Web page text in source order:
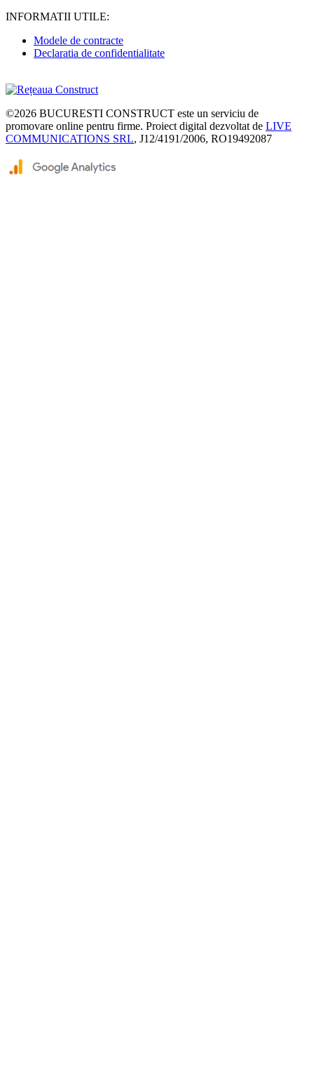
INFORMATII UTILE:
Modele de contracte
Declaratia de confidentialitate
©2026 BUCURESTI CONSTRUCT este un serviciu de
promovare online pentru firme. Proiect digital dezvoltat de LIVE
COMMUNICATIONS SRL, J12/4191/2006, RO19492087